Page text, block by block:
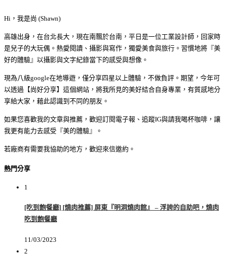
Hi，我是尚 (Shawn)
高雄出身，在台北長大，現在南飄於台南，平日是一位工業設計師，回家時
是兒子的大玩偶。熱愛閱讀、攝影與寫作，獨愛美食與旅行。習慣地將『美
好的體驗』以攝影與文字紀錄當下的感受與想像。
現為八級google在地導遊，僅分享四星以上體驗，不做負評。期望，今年可
以透過【尚好分享】這個網站，將我所見的美好結合自身專業，有質感地分
享給大家，藉此認識到不同的朋友。
如果您喜歡我的文章與推薦，歡迎訂閱電子報、追蹤IG與請我喝杯咖啡，讓
我更有能力去感受『美的體驗』。
若廠商有需要我協助的地方，歡迎來信邀約。
熱門分享
1
[吃到飽餐廳] [燒肉推薦] 屏東『明洞燒肉館』 – 浮誇的自助吧，燒肉
吃到飽餐廳
11/03/2023
2